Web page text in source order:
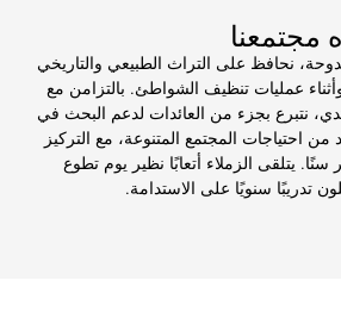
مجتمعنا
نحافظ على التراث الطبيعي والتاريخي
عمليات تنظيف الشواطئ. بالتزامن مع
نتبرع بجزء من العائدات لدعم البحث في
من احتياجات المجتمع المتنوعة، مع التركيز
سنًا. يتلقى الزملاء أتعابًا نظير يوم تطوع
تدريبًا سنويًا على الاستدامة.